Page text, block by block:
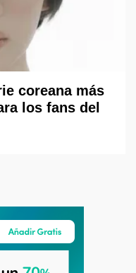
coreana más
los fans del